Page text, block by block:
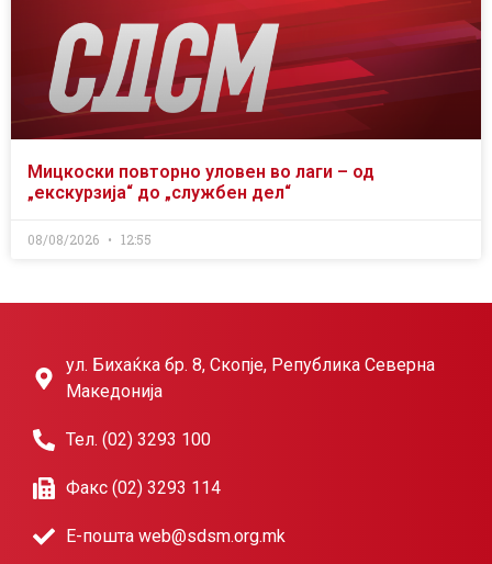
Мицкоски повторно уловен во лаги – од
„екскурзија“ до „службен дел“
08/08/2026 12:55
ул. Бихаќка бр. 8, Скопје, Република Северна
Македонија
Тел. (02) 3293 100
Факс (02) 3293 114
Е-пошта web@sdsm.org.mk